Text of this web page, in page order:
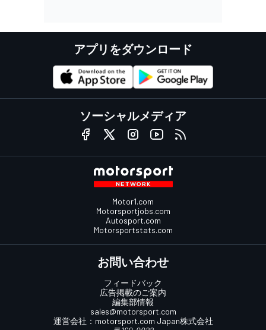
アプリをダウンロード
ソーシャルメディア
Motor1.com
Motorsportjobs.com
Autosport.com
Motorsportstats.com
お問い合わせ
フィードバック
広告掲載のご案内
編集部情報
sales@motorsport.com
運営会社： motorsport.com Japan株式会社